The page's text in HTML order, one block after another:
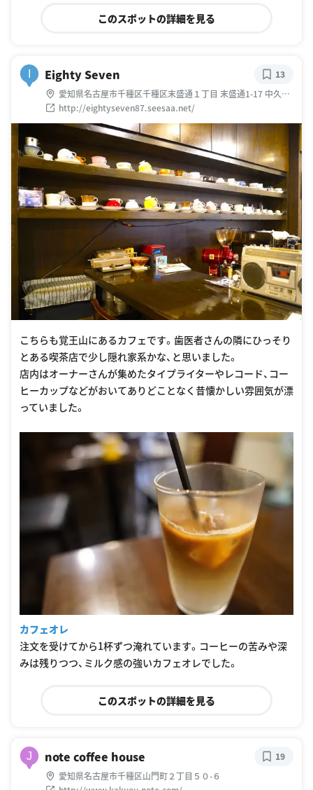
このスポットの詳細を見る
Eighty Seven
愛知県名古屋市千種区千種区末盛通１丁目 末盛通1-17 中久木
ビル1F
http://eightyseven87.seesaa.net/
13
こちらも覚王山にあるカフェです。歯医者さんの隣にひっそり
とある喫茶店で少し隠れ家系かな、と思いました。
店内はオーナーさんが集めたタイプライターやレコード、コー
ヒーカップなどがおいてありどことなく昔懐かしい雰囲気が漂
っていました。
カフェオレ
注文を受けてから1杯ずつ淹れています。コーヒーの苦みや深
みは残りつつ、ミルク感の強いカフェオレでした。
このスポットの詳細を見る
J note coffee house
愛知県名古屋市千種区山門町２丁目５０-６
19